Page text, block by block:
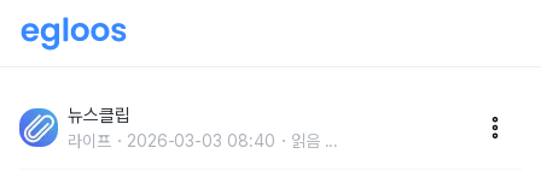
부 유지하고 있는 '세안 비법' 모두 공개했다
뉴스클립
라이프 2026-03-03 08:40 읽음 ...